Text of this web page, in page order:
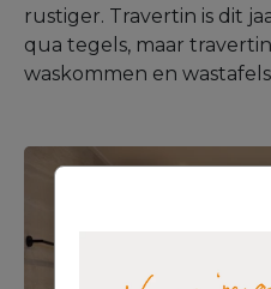
rustiger. Travertin is dit
qua tegels, maar
waskommen en